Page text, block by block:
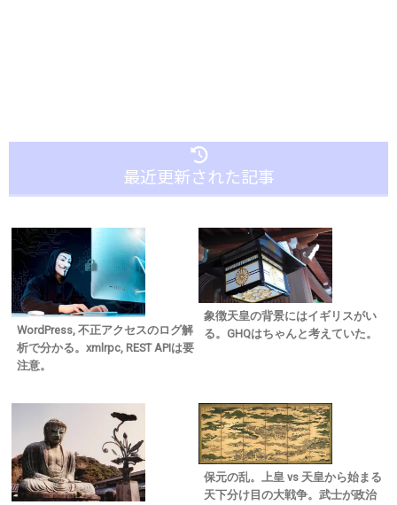
最近更新された記事
WordPress, 不正アクセスのログ解
析で分かる。xmlrpc, REST APIは要
注意。
象徴天皇の背景にはイギリスがい
る。GHQはちゃんと考えていた。
保元の乱。上皇 vs 天皇から始まる
天下分け目の大戦争。武士が政治